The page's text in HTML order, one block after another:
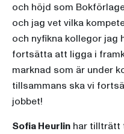
och höjd som
och jag vet vilka
och nyfikna kollegor jag
fortsätta att ligga i
marknad som är under
tillsammans ska vi
jobbet!
Sofia Heurlin har tillträtt